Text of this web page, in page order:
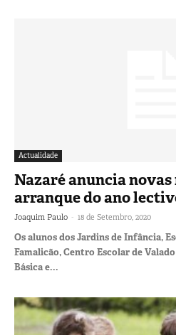
Actualidade
Nazaré anuncia
arranque do ano
Joaquim Paulo - 18 de Setembro, 2020
Os alunos dos Jardins de Infância,
Famalicão, Centro Escolar de
Básica e...